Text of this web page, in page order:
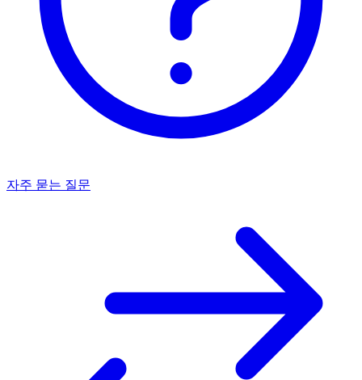
자주 묻는 질문